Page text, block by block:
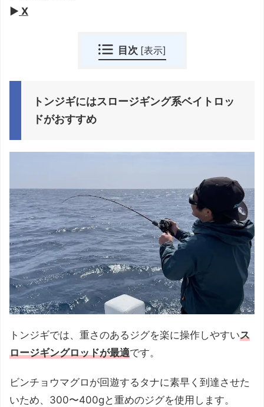
▶︎ X
目次 [表示]
トンジギにはスロージギング系ベイトロッ
ドがおすすめ
トンジギでは、重さのあるジグを楽に操作しやすいス
ロージギングロッドが最適です。
ビンチョウマグロが回遊するタナに素早く到達させた
いため、300〜400gと重めのジグを使用します。